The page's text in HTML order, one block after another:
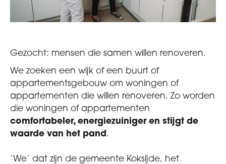
Gezocht: mensen die samen willen renoveren.
We zoeken een wijk of een buurt of
appartementsgebouw om woningen of
appartementen die willen renoveren. Zo worden
die woningen of appartementen
comfortabeler, energiezuiniger en stijgt de
waarde van het pand.
‘We’ dat zijn de gemeente Koksijde, het